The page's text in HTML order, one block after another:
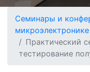
Семинары и
микроэлектронике
Практический
тестирование